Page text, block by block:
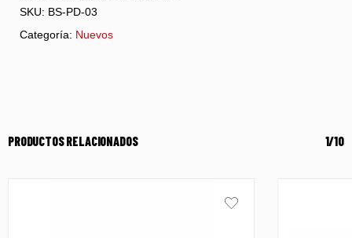
SKU: BS-PD-03
Categoría: Nuevos
PRODUCTOS RELACIONADOS 1/10